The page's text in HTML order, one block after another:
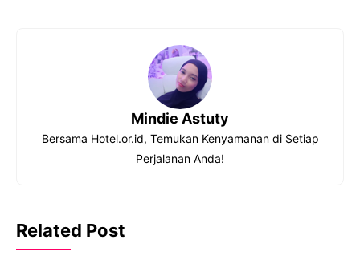
Mindie Astuty
Bersama Hotel.or.id, Temukan Kenyamanan di Setiap
Perjalanan Anda!
Related Post